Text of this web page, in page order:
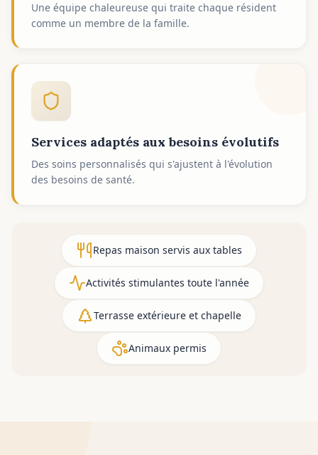
Une équipe chaleureuse qui traite chaque résident
comme un membre de la famille.
Services adaptés aux besoins évolutifs
Des soins personnalisés qui s'ajustent à l'évolution
des besoins de santé.
Repas maison servis aux tables
Activités stimulantes toute l'année
Terrasse extérieure et chapelle
Animaux permis